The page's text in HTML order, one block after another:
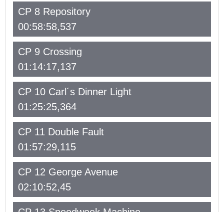
CP 8 Repository
00:58:58,537
CP 9 Crossing
01:14:17,137
CP 10 Carl´s Dinner Light
01:25:25,364
CP 11 Double Fault
01:57:29,115
CP 12 George Avenue
02:10:52,45